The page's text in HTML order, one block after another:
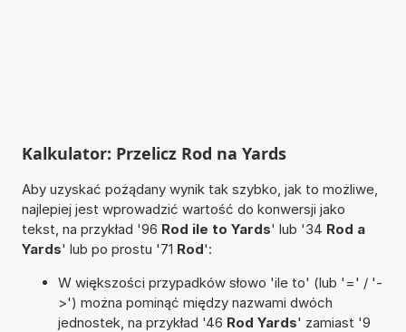
Kalkulator: Przelicz Rod na Yards
Aby uzyskać pożądany wynik tak szybko, jak to możliwe,
najlepiej jest wprowadzić wartość do konwersji jako
tekst, na przykład '96 Rod ile to Yards' lub '34 Rod a
Yards' lub po prostu '71 Rod':
W większości przypadków słowo 'ile to' (lub '=' / '-
>') można pominąć między nazwami dwóch
jednostek, na przykład '46 Rod Yards' zamiast '9